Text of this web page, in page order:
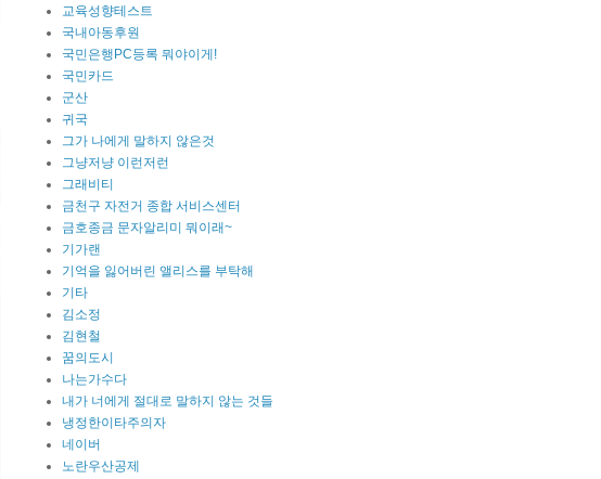
교육성향테스트
국내아동후원
국민은행PC등록 뭐야이게!
국민카드
군산
귀국
그가 나에게 말하지 않은것
그냥저냥 이런저런
그래비티
금천구 자전거 종합 서비스센터
금호종금 문자알리미 뭐이래~
기가랜
기억을 잃어버린 앨리스를 부탁해
기타
김소정
김현철
꿈의도시
나는가수다
내가 너에게 절대로 말하지 않는 것들
냉정한이타주의자
네이버
노란우산공제